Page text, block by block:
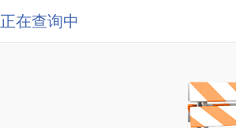
正在查询中